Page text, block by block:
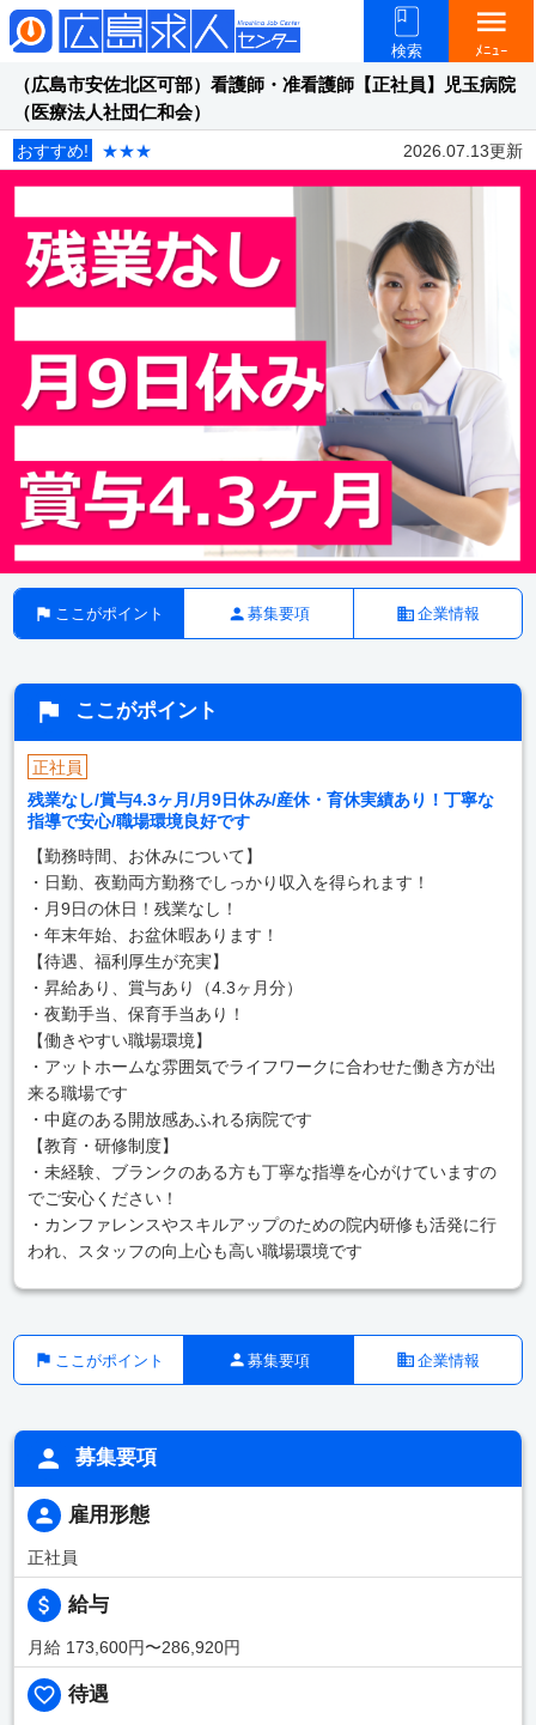
検索
menu
ﾒﾆｭｰ
（広島市安佐北区可部）看護師・准看護師【正社員】児玉病院
（医療法人社団仁和会）
おすすめ! ★★★ 2026.07.13更新
ここがポイント 募集要項 企業情報
ここがポイント
正社員
残業なし/賞与4.3ヶ月/月9日休み/産休・育休実績あり！丁寧な
指導で安心/職場環境良好です
【勤務時間、お休みについて】
・日勤、夜勤両方勤務でしっかり収入を得られます！
・月9日の休日！残業なし！
・年末年始、お盆休暇あります！
【待遇、福利厚生が充実】
・昇給あり、賞与あり（4.3ヶ月分）
・夜勤手当、保育手当あり！
【働きやすい職場環境】
・アットホームな雰囲気でライフワークに合わせた働き方が出
来る職場です
・中庭のある開放感あふれる病院です
【教育・研修制度】
・未経験、ブランクのある方も丁寧な指導を心がけていますの
でご安心ください！
・カンファレンスやスキルアップのための院内研修も活発に行
われ、スタッフの向上心も高い職場環境です
ここがポイント 募集要項 企業情報
募集要項
雇用形態
正社員
給与
月給 173,600円〜286,920円
待遇